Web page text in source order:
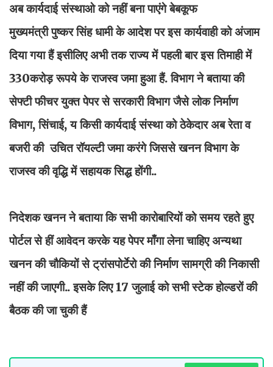
अब कार्यदाई संस्थाओ को नहीं बना पाएंगे बेबकूफ
मुख्यमंत्री पुष्कर सिंह धामी के आदेश पर इस कार्यवाही को अंजाम
दिया गया हैं इसीलिए अभी तक राज्य में पहली बार इस तिमाही में
330करोड़ रूपये के राजस्व जमा हुआ हैं. विभाग ने बताया की
सेफ्टी फीचर युक्त पेपर से सरकारी विभाग जैसे लोक निर्माण
विभाग, सिंचाई, य किसी कार्यदाई संस्था को ठेकेदार अब रेता व
बजरी की उचित रॉयल्टी जमा करंगे जिससे खनन विभाग के
राजस्व की वृद्धि में सहायक सिद्ध होंगी..
निदेशक खनन ने बताया कि सभी कारोबारियों को समय रहते हुए
पोर्टल से हीं आवेदन करके यह पेपर माँगा लेना चाहिए अन्यथा
खनन की चौकियों से ट्रांसपोर्टेरो की निर्माण सामग्री की निकासी
नहीं की जाएगी.. इसके लिए 17 जुलाई को सभी स्टेक होल्डरों की
बैठक की जा चुकी हैं